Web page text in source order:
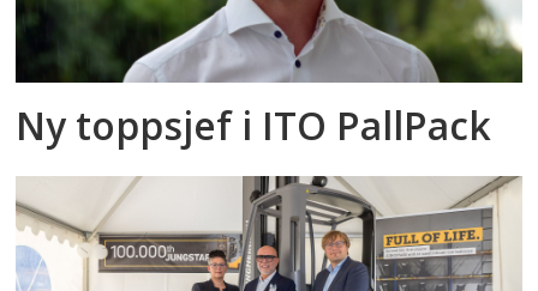
Ny toppsjef i ITO PallPack